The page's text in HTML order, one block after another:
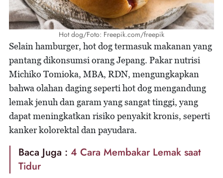
Hot dog/Foto: Freepik.com/freepik
Selain hamburger, hot dog termasuk makanan yang
pantang dikonsumsi orang Jepang. Pakar nutrisi
Michiko Tomioka, MBA, RDN, mengungkapkan
bahwa olahan daging seperti hot dog mengandung
lemak jenuh dan garam yang sangat tinggi, yang
dapat meningkatkan risiko penyakit kronis, seperti
kanker kolorektal dan payudara.
Baca Juga : 4 Cara Membakar Lemak saat
Tidur